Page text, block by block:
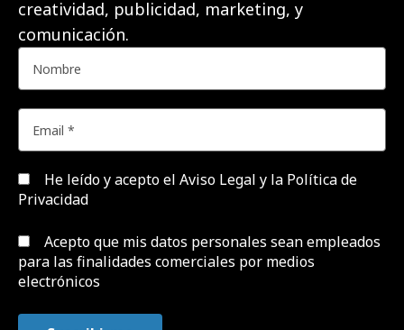
creatividad, publicidad, marketing, y
comunicación.
He leído y acepto el Aviso Legal y la Política de
Privacidad
Acepto que mis datos personales sean empleados
para las finalidades comerciales por medios
electrónicos